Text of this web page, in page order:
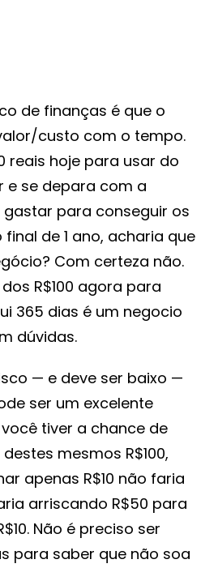
de finanças é que o
custo com o tempo.
reais hoje para usar do
e se depara com a
para conseguir os
final de 1 ano, acharia que
Com certeza não.
R$100 agora para
365 dias é um negocio
dúvidas.
— e deve ser baixo —
ser um excelente
tiver a chance de
mesmos R$100,
apenas R$10 não faria
arriscando R$50 para
Não é preciso ser
para saber que não soa